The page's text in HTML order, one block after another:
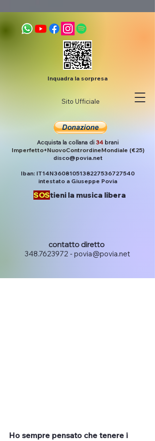
Inquadra la sorpresa
Sito Ufficiale
Acquista la collana di 34 brani
Imperfetto+NuovoContrordineMondiale (€25)
disco@povia.net
Iban: IT14N3608105138227536727540
intestato a Giuseppe Povia
SOStieni la musica libera
contatto diretto
348.7623972 - povia@povia.net
Ho sempre pensato che tenere i